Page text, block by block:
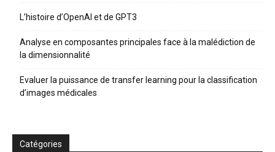
L’histoire d’OpenAI et de GPT3
Analyse en composantes principales face à la malédiction de
la dimensionnalité
Evaluer la puissance de transfer learning pour la classification
d’images médicales
Catégories